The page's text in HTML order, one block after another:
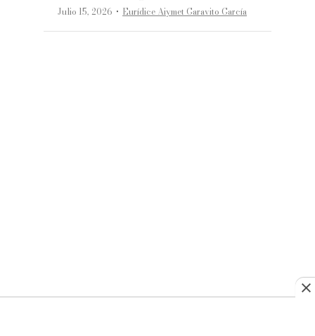
Julio 15, 2026 ·Eurídice Aiymet Garavito García